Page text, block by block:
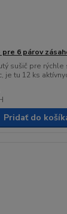
pre 6 párov
sušič pre rýchle
je tu 12 ks
Pridať do